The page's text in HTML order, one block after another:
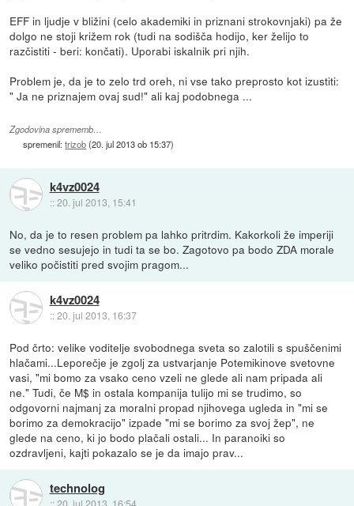
EFF in ljudje v bližini (celo akademiki in priznani strokovnjaki) pa že
dolgo ne stoji križem rok (tudi na sodišča hodijo, ker želijo to
razčistiti - beri: končati). Uporabi iskalnik pri njih.
Problem je, da je to zelo trd oreh, ni vse tako preprosto kot izustiti:
" Ja ne priznajem ovaj sud!" ali kaj podobnega ...
Zgodovina sprememb…
spremenil:trizob(20. jul 2013 ob 15:37)
k4vz0024
::20. jul 2013, 15:41
No, da je to resen problem pa lahko pritrdim. Kakorkoli že imperiji
se vedno sesujejo in tudi ta se bo. Zagotovo pa bodo ZDA morale
veliko počistiti pred svojim pragom...
k4vz0024
::20. jul 2013, 16:37
Pod črto: velike voditelje svobodnega sveta so zalotili s spuščenimi
hlačami...Leporečje je zgolj za ustvarjanje Potemikinove svetovne
vasi, "mi bomo za vsako ceno vzeli ne glede ali nam pripada ali
ne." Tudi, če M$ in ostala kompanija tulijo mi se trudimo, so
odgovorni najmanj za moralni propad njihovega ugleda in "mi se
borimo za demokracijo" izpade "mi se borimo za svoj žep", ne
glede na ceno, ki jo bodo plačali ostali... In paranoiki so
ozdravljeni, kajti pokazalo se je da imajo prav...
technolog
::20. jul 2013, 16:54